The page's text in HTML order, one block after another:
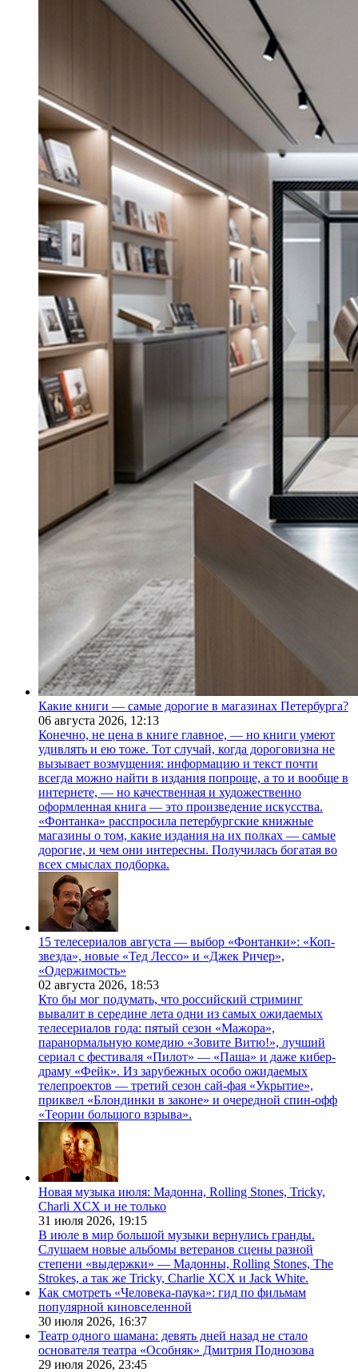
Какие книги — самые дорогие в магазинах Петербурга?
06 августа 2026, 12:13
Конечно, не цена в книге главное, — но книги умеют
удивлять и ею тоже. Тот случай, когда дороговизна не
вызывает возмущения: информацию и текст почти
всегда можно найти в издания попроще, а то и вообще в
интернете, — но качественная и художественно
оформленная книга — это произведение искусства.
«Фонтанка» расспросила петербургские книжные
магазины о том, какие издания на их полках — самые
дорогие, и чем они интересны. Получилась богатая во
всех смыслах подборка.
15 телесериалов августа — выбор «Фонтанки»: «Коп-
звезда», новые «Тед Лессо» и «Джек Ричер»,
«Одержимость»
02 августа 2026, 18:53
Кто бы мог подумать, что российский стриминг
вывалит в середине лета одни из самых ожидаемых
телесериалов года: пятый сезон «Мажора»,
паранормальную комедию «Зовите Витю!», лучший
сериал с фестиваля «Пилот» — «Паша» и даже кибер-
драму «Фейк». Из зарубежных особо ожидаемых
телепроектов — третий сезон сай-фая «Укрытие»,
приквел «Блондинки в законе» и очередной спин-офф
«Теории большого взрыва».
Новая музыка июля: Мадонна, Rolling Stones, Tricky,
Charli XCX и не только
31 июля 2026, 19:15
В июле в мир большой музыки вернулись гранды.
Слушаем новые альбомы ветеранов сцены разной
степени «выдержки» — Мадонны, Rolling Stones, The
Strokes, а так же Tricky, Charlie XCX и Jack White.
Как смотреть «Человека-паука»: гид по фильмам
популярной киновселенной
30 июля 2026, 16:37
Театр одного шамана: девять дней назад не стало
основателя театра «Особняк» Дмитрия Поднозова
29 июля 2026, 23:45